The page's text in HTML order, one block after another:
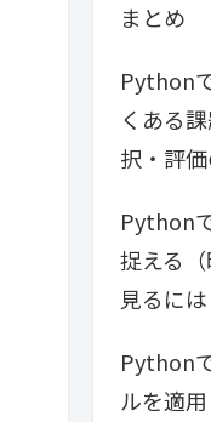
まとめ
Python
くある
択・評価
Python
捉える
見るには
Python
ルを適